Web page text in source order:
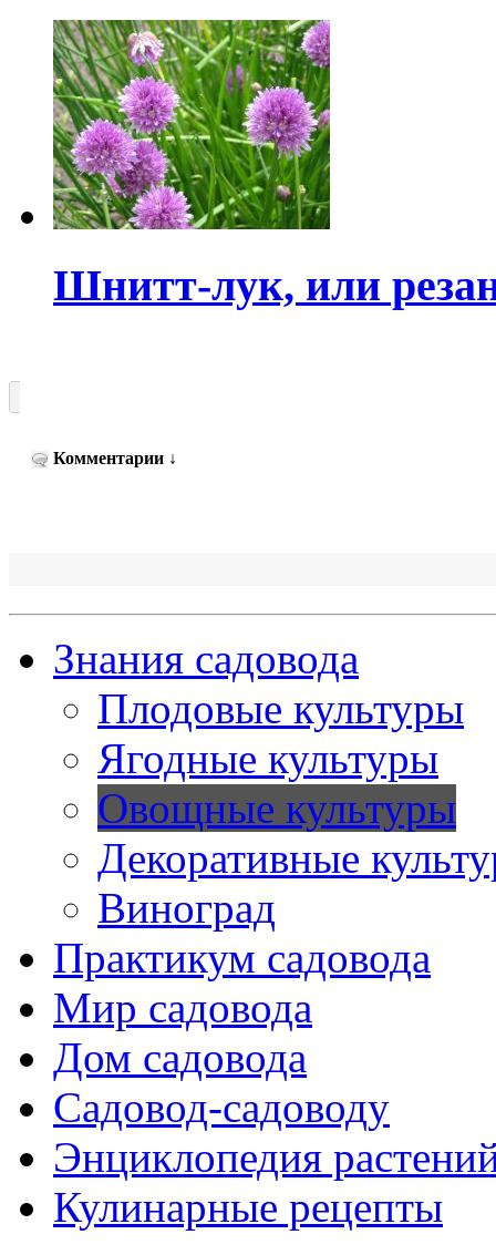
Шнитт-лук, или
Комментарии ↓
Знания садовода
Плодовые культуры
Ягодные культуры
Овощные культуры
Декоративные
Виноград
Практикум садовода
Мир садовода
Дом садовода
Садовод-садоводу
Энциклопедия
Кулинарные рецепты